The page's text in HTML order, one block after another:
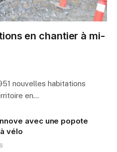
en chantier à mi-
nouvelles habitations
en…
avec une popote
vélo